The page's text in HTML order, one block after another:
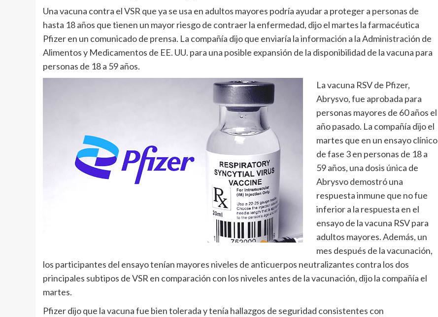
Una vacuna contra el VSR que ya se usa en adultos mayores podría ayudar a proteger a personas de
hasta 18 años que tienen un mayor riesgo de contraer la enfermedad, dijo el martes la farmacéutica
Pfizer en un comunicado de prensa. La compañía dijo que enviaría la información a la Administración de
Alimentos y Medicamentos de EE. UU. para una posible expansión de la disponibilidad de la vacuna para
personas de 18 a 59 años.
La vacuna RSV de Pfizer,
Abrysvo, fue aprobada para
personas mayores de 60 años el
año pasado. La compañía dijo el
martes que en un ensayo clínico
de fase 3 en personas de 18 a
59 años, una dosis única de
Abrysvo demostró una
respuesta inmune que no fue
inferior a la respuesta en el
ensayo de la vacuna RSV para
adultos mayores. Además, un
mes después de la vacunación,
los participantes del ensayo tenían mayores niveles de anticuerpos neutralizantes contra los dos
principales subtipos de VSR en comparación con los niveles antes de la vacunación, dijo la compañía el
martes.
Pfizer dijo que la vacuna fue bien tolerada y tenía hallazgos de seguridad consistentes con